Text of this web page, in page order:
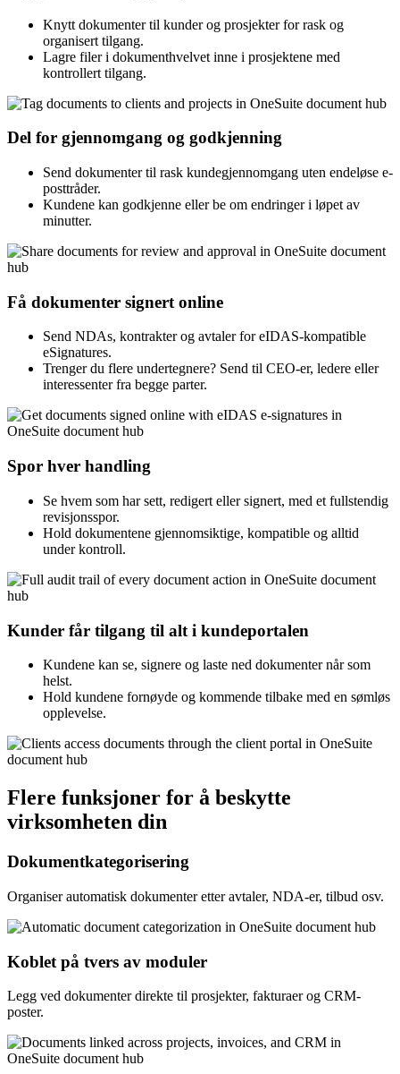
Knytt dokumenter til kunder og prosjekter for rask og
organisert tilgang.
Lagre filer i dokumenthvelvet inne i prosjektene med
kontrollert tilgang.
Del for gjennomgang og godkjenning
Send dokumenter til rask kundegjennomgang uten endeløse e-
posttråder.
Kundene kan godkjenne eller be om endringer i løpet av
minutter.
Få dokumenter signert online
Send NDAs, kontrakter og avtaler for eIDAS-kompatible
eSignatures.
Trenger du flere undertegnere? Send til CEO-er, ledere eller
interessenter fra begge parter.
Spor hver handling
Se hvem som har sett, redigert eller signert, med et fullstendig
revisjonsspor.
Hold dokumentene gjennomsiktige, kompatible og alltid
under kontroll.
Kunder får tilgang til alt i kundeportalen
Kundene kan se, signere og laste ned dokumenter når som
helst.
Hold kundene fornøyde og kommende tilbake med en sømløs
opplevelse.
Flere funksjoner for å beskytte
virksomheten din
Dokumentkategorisering
Organiser automatisk dokumenter etter avtaler, NDA-er, tilbud osv.
Koblet på tvers av moduler
Legg ved dokumenter direkte til prosjekter, fakturaer og CRM-
poster.